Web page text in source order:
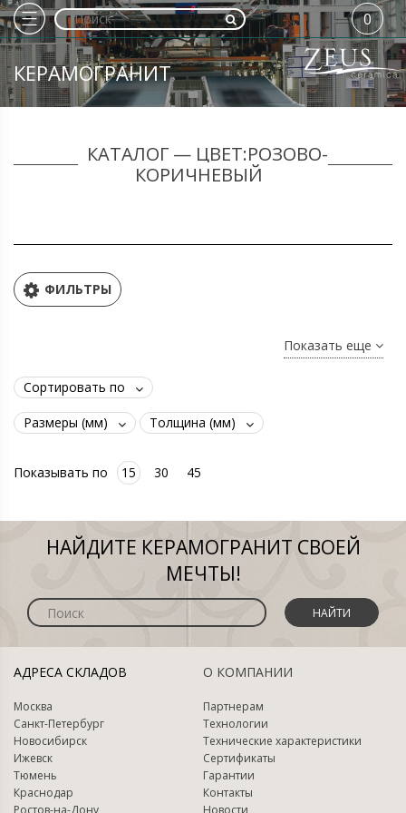
КЕРАМОГРАНИТ
0
КАТАЛОГ — ЦВЕТ:РОЗОВО-
КОРИЧНЕВЫЙ
ФИЛЬТРЫ
Показать еще
Сортировать по
Размеры (мм) Толщина (мм)
Показывать по 15 30 45
НАЙДИТЕ КЕРАМОГРАНИТ СВОЕЙ
МЕЧТЫ!
НАЙТИ
АДРЕСА СКЛАДОВ
Москва
Санкт-Петербург
Новосибирск
Ижевск
Тюмень
Краснодар
Ростов-на-Дону
О КОМПАНИИ
Партнерам
Технологии
Технические характеристики
Сертификаты
Гарантии
Контакты
Новости